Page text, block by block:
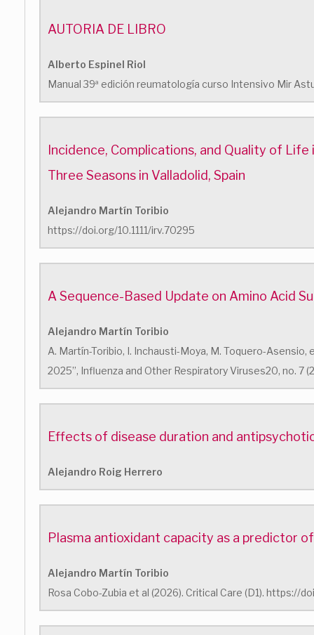
AUTORIA DE LIBRO
Alberto Espinel Riol
Manual 39ª edición reumatología curso Intensivo Mir
Incidence, Complications, and Quality of
Three Seasons in Valladolid, Spain
Alejandro Martín Toribio
https://doi.org/10.1111/irv.70295
A Sequence-Based Update on Amino Acid
Alejandro Martín Toribio
A. Martín-Toribio, I. Inchausti-Moya, M. Toquero-
2025”, Influenza and Other Respiratory Viruses20, no. 7
Effects of disease duration and
Alejandro Roig Herrero
Plasma antioxidant capacity as a predictor
Alejandro Martín Toribio
Rosa Cobo-Zubia et al (2026). Critical Care (D1). https://